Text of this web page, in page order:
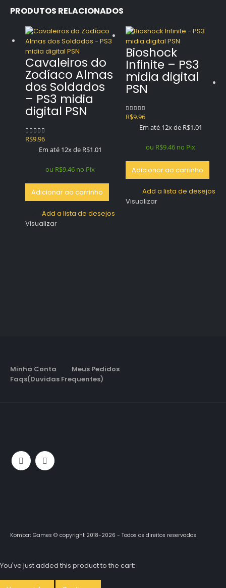
PRODUTOS RELACIONADOS
Cavaleiros do
Zodíaco Almas
dos Soldados
– PS3 midia
digital PSN
0out of 5
R$9.96
Em até 12x de R$1.01
ou R$9.46 no Pix
Adicionar ao carrinho
Add a lista de desejos
Visualizar
Bioshock
Infinite – PS3
midia digital
PSN
0out of 5
R$9.96
Em até 12x de R$1.01
ou R$9.46 no Pix
Adicionar ao carrinho
Add a lista de desejos
Visualizar
Minha Conta
Meus Pedidos
Faqs(Duvidas Frequentes)
Kombat Games © copyright 2018-2026 - Todos os direitos reservados
You've just added this product to the cart: